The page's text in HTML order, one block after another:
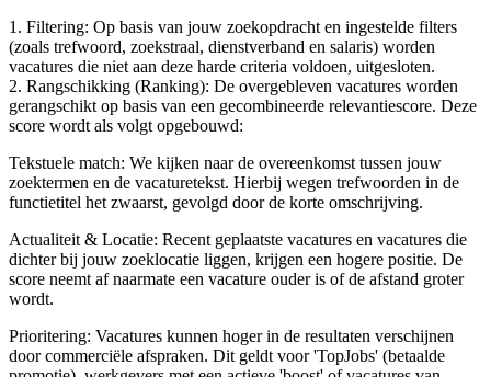
1. Filtering: Op basis van jouw zoekopdracht en ingestelde filters
(zoals trefwoord, zoekstraal, dienstverband en salaris) worden
vacatures die niet aan deze harde criteria voldoen, uitgesloten.
2. Rangschikking (Ranking): De overgebleven vacatures worden
gerangschikt op basis van een gecombineerde relevantiescore. Deze
score wordt als volgt opgebouwd:
Tekstuele match: We kijken naar de overeenkomst tussen jouw
zoektermen en de vacaturetekst. Hierbij wegen trefwoorden in de
functietitel het zwaarst, gevolgd door de korte omschrijving.
Actualiteit & Locatie: Recent geplaatste vacatures en vacatures die
dichter bij jouw zoeklocatie liggen, krijgen een hogere positie. De
score neemt af naarmate een vacature ouder is of de afstand groter
wordt.
Prioritering: Vacatures kunnen hoger in de resultaten verschijnen
door commerciële afspraken. Dit geldt voor 'TopJobs' (betaalde